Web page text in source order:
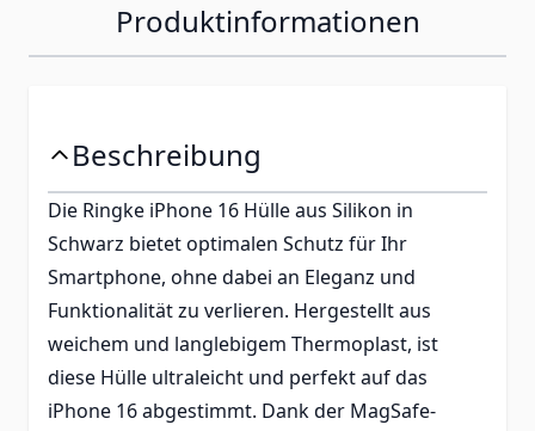
Produktinformationen
Beschreibung
Die Ringke iPhone 16 Hülle aus Silikon in
Schwarz bietet optimalen Schutz für Ihr
Smartphone, ohne dabei an Eleganz und
Funktionalität zu verlieren. Hergestellt aus
weichem und langlebigem Thermoplast, ist
diese Hülle ultraleicht und perfekt auf das
iPhone 16 abgestimmt. Dank der MagSafe-